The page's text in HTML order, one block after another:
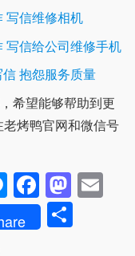
写信维修相机
写信给公司维修手机
抱怨服务质量
希望能够帮助到更
烤鸭官网和微信号
Messenger